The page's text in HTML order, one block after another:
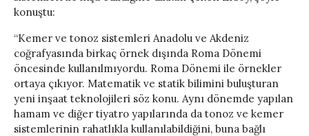
konuştu:
“Kemer ve tonoz sistemleri Anadolu ve Akdeniz
coğrafyasında birkaç örnek dışında Roma Dönemi
öncesinde kullanılmıyordu. Roma Dönemi ile örnekler
ortaya çıkıyor. Matematik ve statik bilimini buluşturan
yeni inşaat teknolojileri söz konu. Aynı dönemde yapılan
hamam ve diğer tiyatro yapılarında da tonoz ve kemer
sistemlerinin rahatlıkla kullanılabildiğini, buna bağlı